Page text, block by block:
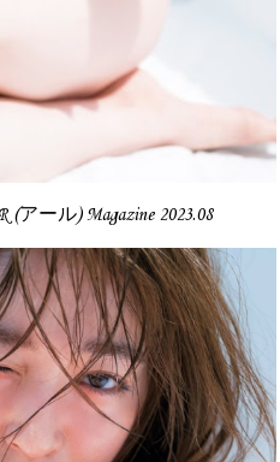
(アール) Magazine 2023.08